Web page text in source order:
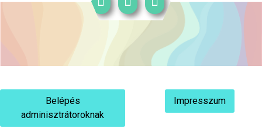
Belépés
adminisztrátoroknak
Impresszum